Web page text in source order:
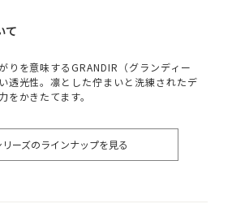
て
りを意味するGRANDIR（グランディー
透光性。凛とした佇まいと洗練されたデ
かきたてます。
リーズのラインナップを見る